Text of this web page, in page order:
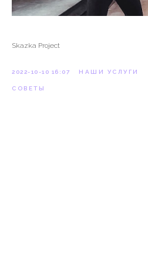
Skazka Project
2022-10-10 16:07 НАШИ УСЛУГИ
СОВЕТЫ